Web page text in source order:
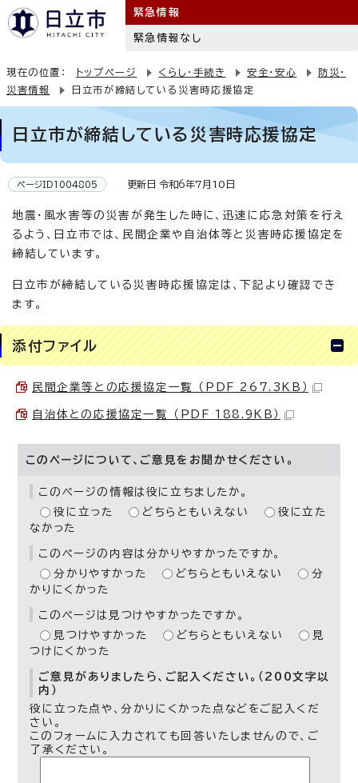
緊急情報
緊急情報なし
現在の位置： トップページ くらし・手続き 安全・安心
防災・
災害情報
日立市が締結している災害時応援協定
日立市が締結している災害時応援協定
ページID1004805 更新日 令和6年7月10日
地震・風水害等の災害が発生した時に、迅速に応急対策を行え
るよう、日立市では、民間企業や自治体等と災害時応援協定を
締結しています。
日立市が締結している災害時応援協定は、下記より確認でき
ます。
添付ファイル
民間企業等との応援協定一覧 （PDF 267.3KB）
自治体との応援協定一覧 （PDF 188.9KB）
このページについて、ご意見をお聞かせください。
このページの情報は役に立ちましたか。
役に立った
どちらともいえない
役に立た
なかった
このページの内容は分かりやすかったですか。
分かりやすかった
どちらともいえない
分
かりにくかった
このページは見つけやすかったですか。
見つけやすかった
どちらともいえない
見
つけにくかった
ご意見がありましたら、ご記入ください。（200文字以
内）
役に立った点や、分かりにくかった点などをご記入くだ
さい。
このフォームに入力されても回答いたしませんので、ご
了承ください。